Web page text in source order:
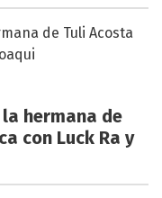
hermana de
con Luck Ra y